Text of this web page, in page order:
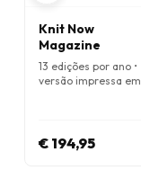
Knit Now
Magazine
13 edições por ano •
versão impressa em
€ 194,95